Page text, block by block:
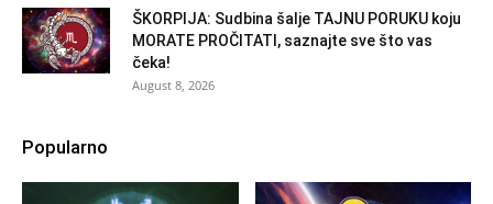
ŠKORPIJA: Sudbina šalje TAJNU PORUKU koju
MORATE PROČITATI, saznajte sve što vas
čeka!
August 8, 2026
Popularno